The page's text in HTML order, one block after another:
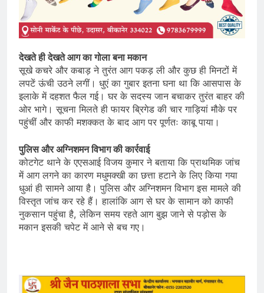
देखते ही देखते आग का गोला बना मकान
सूखे कचरे और कबाड़ ने तुरंत आग पकड़ ली और कुछ ही मिनटों में
लपटें ऊंची उठने लगीं। धुएं का गुबार इतना घना था कि आसपास के
इलाके में दहशत फैल गई। घर के सदस्य जान बचाकर तुरंत बाहर की
ओर भागे। सूचना मिलते ही फायर ब्रिगेड की चार गाड़ियां मौके पर
पहुंचीं और काफी मशक्कत के बाद आग पर पूर्णतः काबू पाया।
पुलिस और अग्निशमन विभाग की कार्रवाई
कोटगेट थाने के एएसआई विजय कुमार ने बताया कि प्राथमिक जांच
में आग लगने का कारण मधुमक्खी का छत्ता हटाने के लिए किया गया
धुआं ही सामने आया है। पुलिस और अग्निशमन विभाग इस मामले की
विस्तृत जांच कर रहे हैं। हालांकि आग से घर के सामान को काफी
नुकसान पहुंचा है, लेकिन समय रहते आग बुझ जाने से पड़ोस के
मकान इसकी चपेट में आने से बच गए।